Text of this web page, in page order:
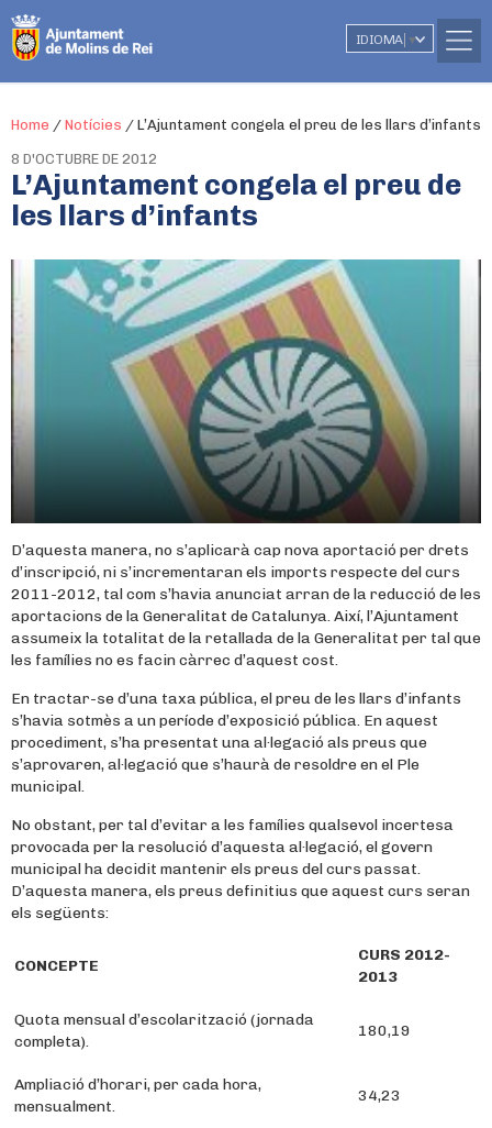
IDIOMA ▼
Home / Notícies / L’Ajuntament congela el preu de les llars d’infants
8 D'OCTUBRE DE 2012
L’Ajuntament congela el preu de
les llars d’infants
D’aquesta manera, no s’aplicarà cap nova aportació per drets
d’inscripció, ni s’incrementaran els imports respecte del curs
2011-2012, tal com s’havia anunciat arran de la reducció de les
aportacions de la Generalitat de Catalunya. Així, l’Ajuntament
assumeix la totalitat de la retallada de la Generalitat per tal que
les famílies no es facin càrrec d’aquest cost.
En tractar-se d’una taxa pública, el preu de les llars d’infants
s’havia sotmès a un període d’exposició pública. En aquest
procediment, s’ha presentat una al·legació als preus que
s’aprovaren, al·legació que s’haurà de resoldre en el Ple
municipal.
No obstant, per tal d’evitar a les famílies qualsevol incertesa
provocada per la resolució d’aquesta al·legació, el govern
municipal ha decidit mantenir els preus del curs passat.
D’aquesta manera, els preus definitius que aquest curs seran
els següents:
CONCEPTE
CURS 2012-
2013
Quota mensual d’escolarització (jornada
completa).
180,19
Ampliació d’horari, per cada hora,
mensualment.
34,23